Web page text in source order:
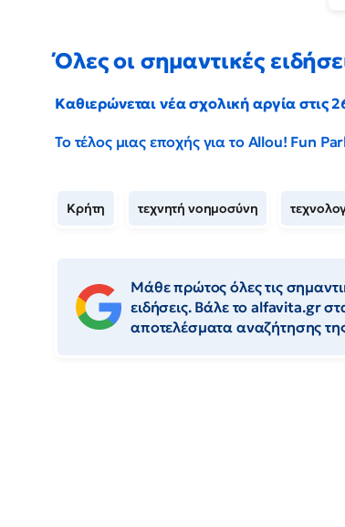
Όλες οι σημαντικές
Καθιερώνεται νέα σχολική αργία στις
Το τέλος μιας εποχής για το Allou! Fun
Κρήτη τεχνητή νοημοσύνη
Μάθε πρώτος όλες τις
ειδήσεις. Βάλε το alfavita.gr
αποτελέσματα αναζήτησης